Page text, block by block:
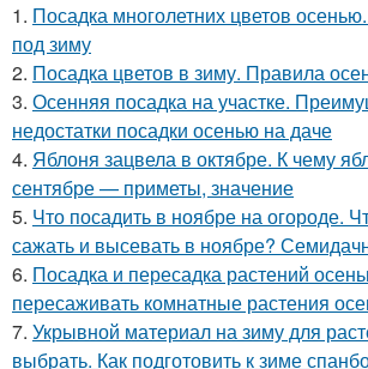
1. Посадка многолетних цветов
под зиму
2. Посадка цветов в зиму. Правила
3. Осенняя посадка на участке.
недостатки посадки осенью на даче
4. Яблоня зацвела в октябре. К чему
сентябре — приметы, значение
5. Что посадить в ноябре на огороде.
сажать и высевать в ноябре?
6. Посадка и пересадка растений
пересаживать комнатные растения
7. Укрывной материал на зиму для
выбрать. Как подготовить к зиме